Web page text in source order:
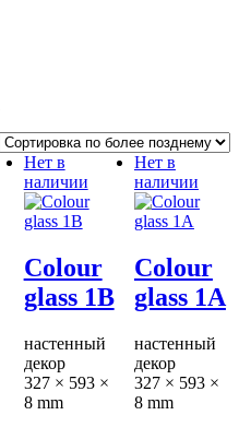
Нет в
наличии
Colour
glass 1B
настенный
декор
327 × 593 ×
8 mm
Нет в
наличии
Colour
glass 1A
настенный
декор
327 × 593 ×
8 mm